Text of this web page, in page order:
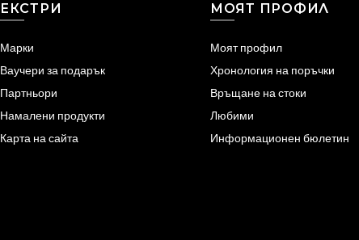
ЕКСТРИ
Марки
Ваучери за подарък
Партньори
Намалени продукти
Карта на сайта
МОЯТ ПРОФИЛ
Моят профил
Хронология на поръчки
Връщане на стоки
Любими
Информационен бюлетин